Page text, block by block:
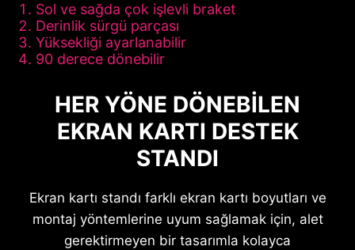
Sol ve sağda çok işlevli braket
Derinlik sürgü parçası
Yüksekliği ayarlanabilir
90 derece dönebilir
HER YÖNE DÖNEBILEN
EKRAN KARTI DESTEK
STANDI
Ekran kartı standı farklı ekran kartı boyutları ve
montaj yöntemlerine uyum sağlamak için, alet
gerektirmeyen bir tasarımla kolayca